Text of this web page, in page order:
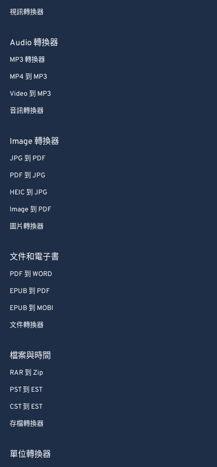
視訊轉換器
Audio 轉換器
MP3 轉換器
MP4 到 MP3
Video 到 MP3
音訊轉換器
Image 轉換器
JPG 到 PDF
PDF 到 JPG
HEIC 到 JPG
Image 到 PDF
圖片轉換器
文件和電子書
PDF 到 WORD
EPUB 到 PDF
EPUB 到 MOBI
文件轉換器
檔案與時間
RAR 到 Zip
PST 到 EST
CST 到 EST
存檔轉換器
單位轉換器